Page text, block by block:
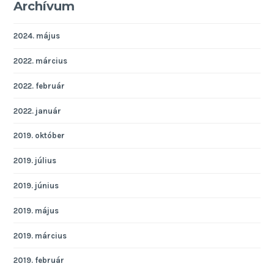
Archívum
2024. május
2022. március
2022. február
2022. január
2019. október
2019. július
2019. június
2019. május
2019. március
2019. február